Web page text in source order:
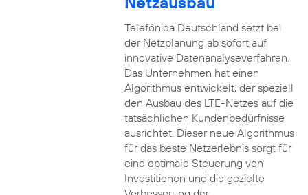
Telefónica Deutschland setzt bei
der Netzplanung ab sofort auf
innovative Datenanalyseverfahren.
Das Unternehmen hat einen
Algorithmus entwickelt, der speziell
den Ausbau des LTE-Netzes auf die
tatsächlichen Kundenbedürfnisse
ausrichtet. Dieser neue Algorithmus
für das beste Netzerlebnis sorgt für
eine optimale Steuerung von
Investitionen und die gezielte